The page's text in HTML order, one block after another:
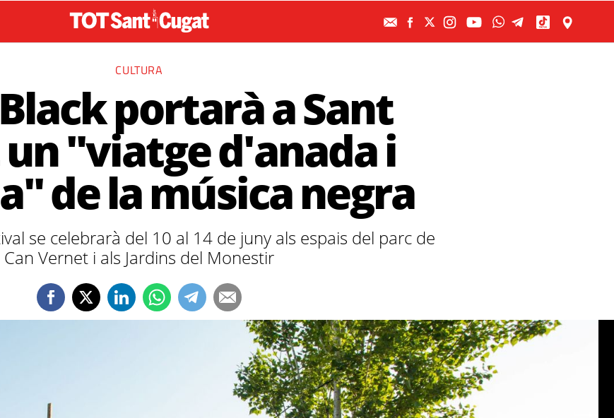
CULTURA
portarà a Sant
"viatge d'anada i
de la música negra
se celebrarà del 10 al 14 de juny als espais del parc de
Can Vernet i als Jardins del Monestir